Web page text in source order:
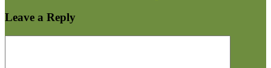
Leave a Reply